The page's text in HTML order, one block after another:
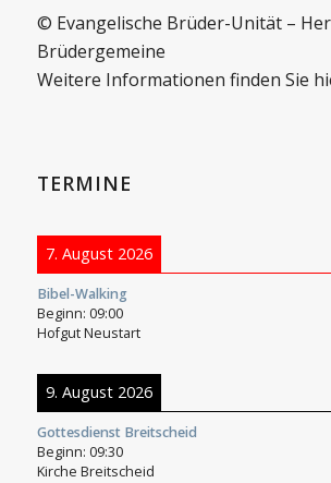
© Evangelische Brüder-Unität –
Brüdergemeine
Weitere Informationen finden Sie
TERMINE
7. August 2026
Bibel-Walking
Beginn: 09:00
Hofgut Neustart
9. August 2026
Gottesdienst Breitscheid
Beginn: 09:30
Kirche Breitscheid